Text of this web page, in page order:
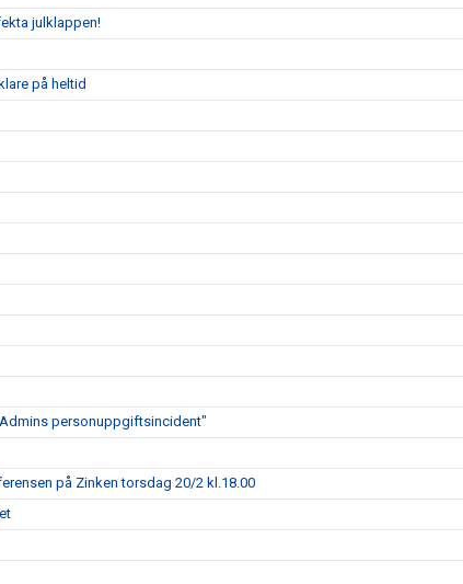
julklappen!
på heltid
personuppgiftsincident"
på Zinken torsdag 20/2 kl.18.00